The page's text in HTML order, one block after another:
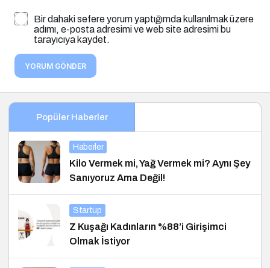
Bir dahaki sefere yorum yaptığımda kullanılmak üzere
adımı, e-posta adresimi ve web site adresimi bu
tarayıcıya kaydet.
YORUM GÖNDER
Popüler Haberler
Haberler
Kilo Vermek mi, Yağ Vermek mi? Aynı Şey
Sanıyoruz Ama Değil!
Startup
Z Kuşağı Kadınların %88’i Girişimci
Olmak İstiyor